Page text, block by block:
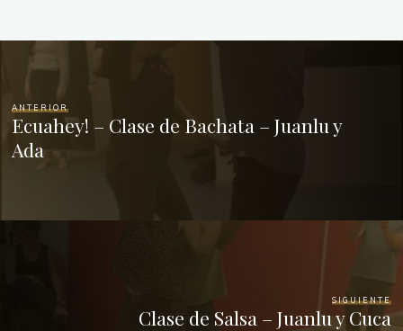
ANTERIOR
Ecuahey! – Clase de Bachata – Juanlu y
Ada
SIGUIENTE
Clase de Salsa – Juanlu y Cuca